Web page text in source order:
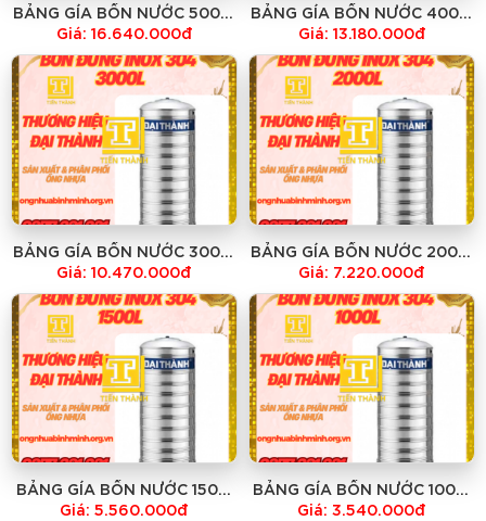
BẢNG GÍA BỒN NƯỚC 5000l
ĐỨNG INOX 304 BH 12 NĂM
Giá: 16.640.000đ
BẢNG GÍA BỒN NƯỚC 4000l
ĐỨNG INOX 304 BH 12 NĂM
Giá: 13.180.000đ
BẢNG GÍA BỒN NƯỚC 3000l
ĐỨNG INOX 304 BH 12 NĂM
Giá: 10.470.000đ
BẢNG GÍA BỒN NƯỚC 2000l
ĐỨNG INOX 304 BH 12 NĂM
Giá: 7.220.000đ
BẢNG GÍA BỒN NƯỚC 1500l
ĐỨNG INOX 304 BH 12 NĂM
Giá: 5.560.000đ
BẢNG GÍA BỒN NƯỚC 1000l
ĐỨNG INOX 304 BH 12 NĂM
Giá: 3.540.000đ